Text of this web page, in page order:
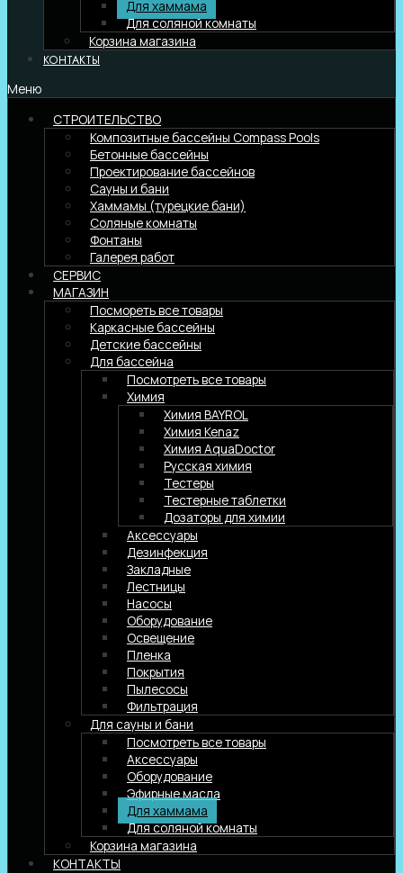
Для хаммама
Для соляной комнаты
Корзина магазина
КОНТАКТЫ
Меню
СТРОИТЕЛЬСТВО
Композитные бассейны Compass Pools
Бетонные бассейны
Проектирование бассейнов
Сауны и бани
Хаммамы (турецкие бани)
Соляные комнаты
Фонтаны
Галерея работ
СЕРВИС
МАГАЗИН
Посмореть все товары
Каркасные бассейны
Детские бассейны
Для бассейна
Посмотреть все товары
Химия
Химия BAYROL
Химия Kenaz
Химия AquaDoctor
Русская химия
Тестеры
Тестерные таблетки
Дозаторы для химии
Аксессуары
Дезинфекция
Закладные
Лестницы
Насосы
Оборудование
Освещение
Пленка
Покрытия
Пылесосы
Фильтрация
Для сауны и бани
Посмотреть все товары
Аксессуары
Оборудование
Эфирные масла
Для хаммама
Для соляной комнаты
Корзина магазина
КОНТАКТЫ